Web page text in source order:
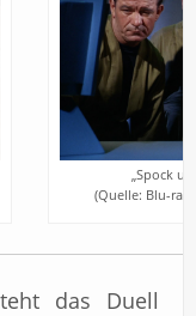
„Spock
(Quelle: Blu-
das Duell